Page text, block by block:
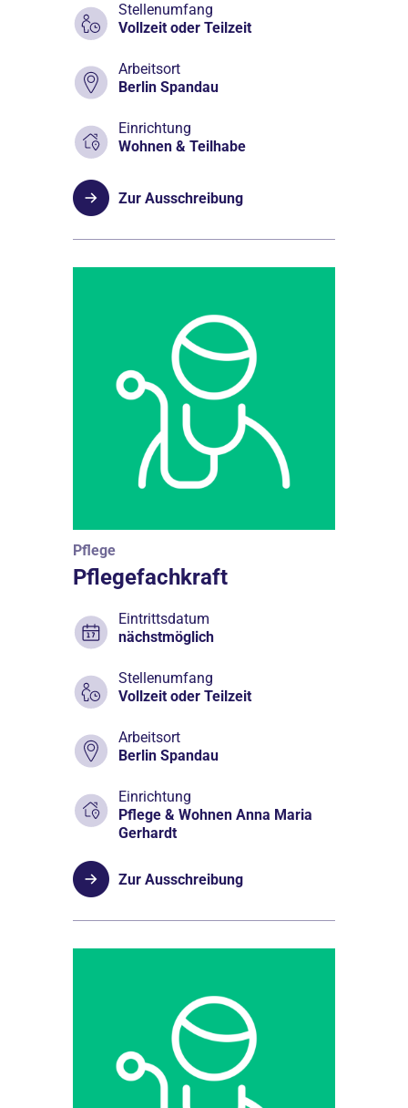
Stellenumfang
Vollzeit oder Teilzeit
Arbeitsort
Berlin Spandau
Einrichtung
Wohnen & Teilhabe
Zur Ausschreibung
Pflege
Pflegefachkraft
Eintrittsdatum
nächstmöglich
Stellenumfang
Vollzeit oder Teilzeit
Arbeitsort
Berlin Spandau
Einrichtung
Pflege & Wohnen Anna Maria
Gerhardt
Zur Ausschreibung